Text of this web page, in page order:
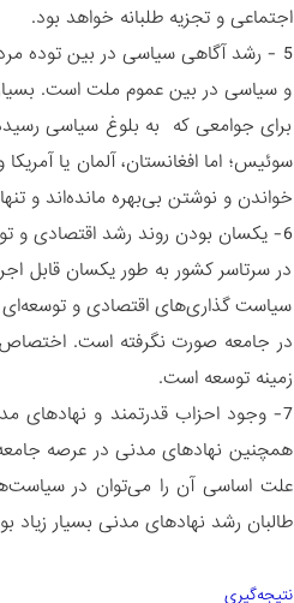
اجتماعی و تجزیه طلبانه خواهد بود.
5 - رشد آگاهی سیاسی در بین توده
و سیاسی در بین عموم ملت است.
برای جوامعی که به بلوغ سیاسی
خواندن و نوشتن بی‌بهره مانده‌اند و تنها 40 درصد سواد دارند که دو سوم از این افراد تحصیلات عالیه ندارند.
6- یکسان بودن روند رشد اقتصادی و
در سرتاسر کشور به طور یکسان قابل
سیاست گذاری‌های اقتصادی و
در جامعه صورت نگرفته است. اختصاص
زمینه توسعه است.
7- وجود احزاب قدرتمند و نهادهای
همچنین نهادهای مدنی در عرصه جامعه
علت اساسی آن را می‌توان در
طالبان رشد نهادهای مدنی بسیار زیاد
نتیجه‌گیری